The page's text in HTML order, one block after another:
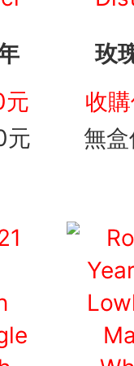
玫
元
收
無